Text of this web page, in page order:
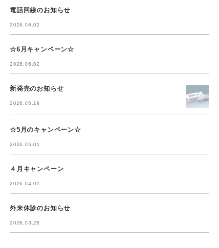
電話回線のお知らせ
2026.06.02
☆6月キャンペーン☆
2026.06.02
新発売のお知らせ
2026.05.19
☆5月のキャンペーン☆
2026.05.01
４月キャンペーン
2026.04.01
外来休診のお知らせ
2026.03.28